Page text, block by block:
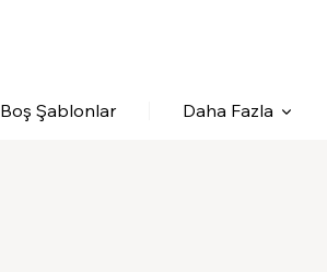
Boş Şablonlar Daha Fazla